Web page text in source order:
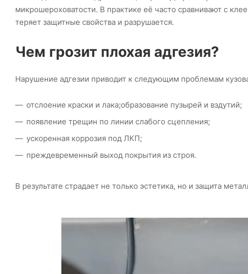
микрошероховатости. В практике её часто сравнивают с
теряет защитные свойства и разрушается.
Чем грозит плохая адгезия?
Нарушение адгезии приводит к следующим проблемам
отслоение краски и лака;образование пузырей и вздутий;
появление трещин по линии слабого сцепления;
ускоренная коррозия под ЛКП;
преждевременный выход покрытия из строя.
В результате страдает не только эстетика, но и защита